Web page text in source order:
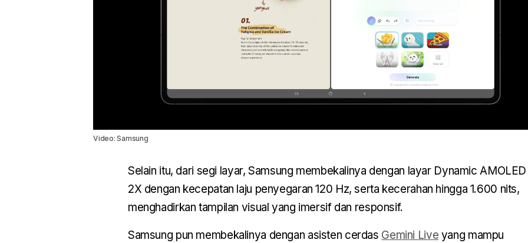
Video: Samsung
Selain itu, dari segi layar, Samsung membekalinya dengan layar Dynamic AMOLED
2X dengan kecepatan laju penyegaran 120 Hz, serta kecerahan hingga 1.600 nits,
menghadirkan tampilan visual yang imersif dan responsif.
Samsung pun membekalinya dengan asisten cerdas Gemini Live yang mampu